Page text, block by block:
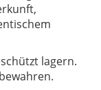
lagern.